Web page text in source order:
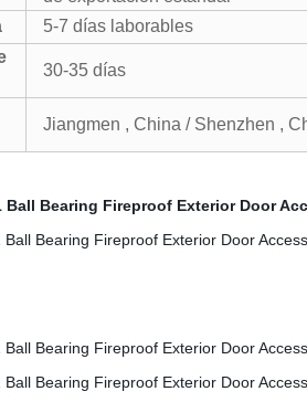
5-7 días laborables
30-35 días
Jiangmen , China / Shenzhen ,